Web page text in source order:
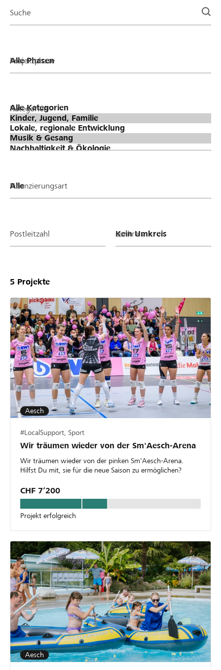
Suche
Projektphase
Kategorien
Finanzierungsart
Postleitzahl Umkreis
5 Projekte
Aesch
#LocalSupport, Sport
Wir träumen wieder von der Sm'Aesch-Arena
Wir träumen wieder von der pinken Sm'Aesch-Arena.
Hilfst Du mit, sie für die neue Saison zu ermöglichen?
CHF 7’200
Projekt erfolgreich
Aesch